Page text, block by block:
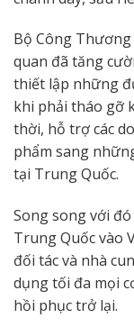
Bộ Công Thương
quan đã tăng
thiết lập những
khi phải tháo gỡ
thời, hỗ trợ các
phẩm sang
tại Trung Quốc.
Song song với
Trung Quốc vào
đối tác và nhà
dụng tối đa mọi
hồi phục trở lại.